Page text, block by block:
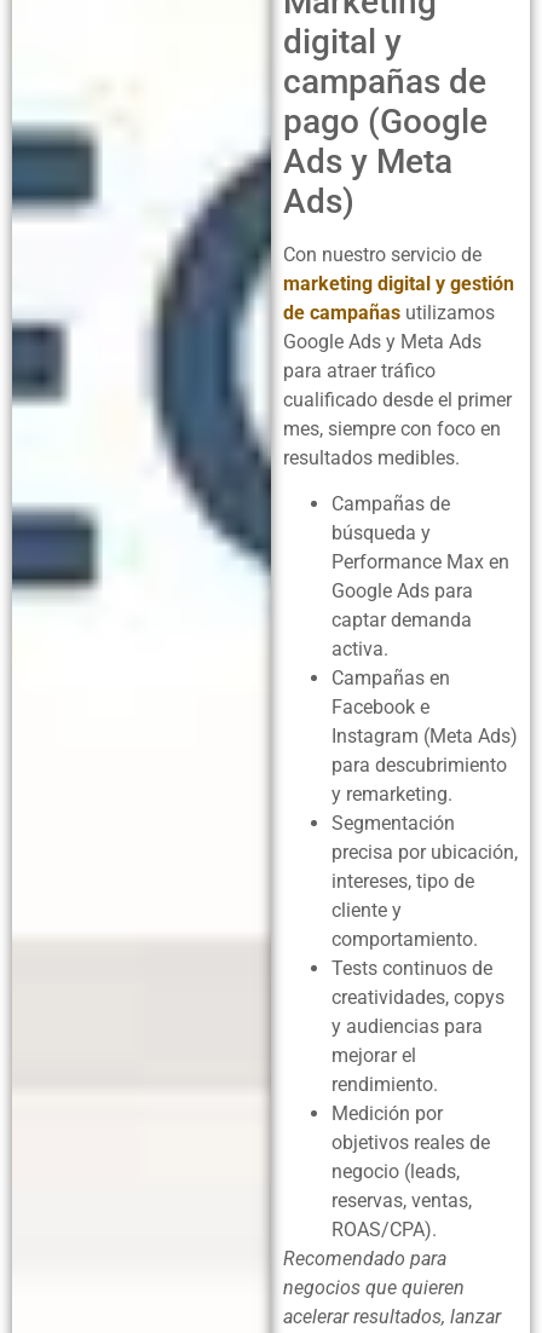
digital y
campañas de
pago (Google
Ads y Meta
Ads)
Con nuestro servicio de
marketing digital y gestión
de campañas utilizamos
Google Ads y Meta Ads
para atraer tráfico
cualificado desde el primer
mes, siempre con foco en
resultados medibles.
Campañas de
búsqueda y
Performance Max en
Google Ads para
captar demanda
activa.
Campañas en
Facebook e
Instagram (Meta Ads)
para descubrimiento
y remarketing.
Segmentación
precisa por ubicación,
intereses, tipo de
cliente y
comportamiento.
Tests continuos de
creatividades, copys
y audiencias para
mejorar el
rendimiento.
Medición por
objetivos reales de
negocio (leads,
reservas, ventas,
ROAS/CPA).
Recomendado para
negocios que quieren
acelerar resultados, lanzar